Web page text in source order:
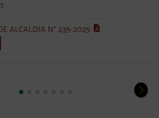
ALCALDIA N° 235-2025